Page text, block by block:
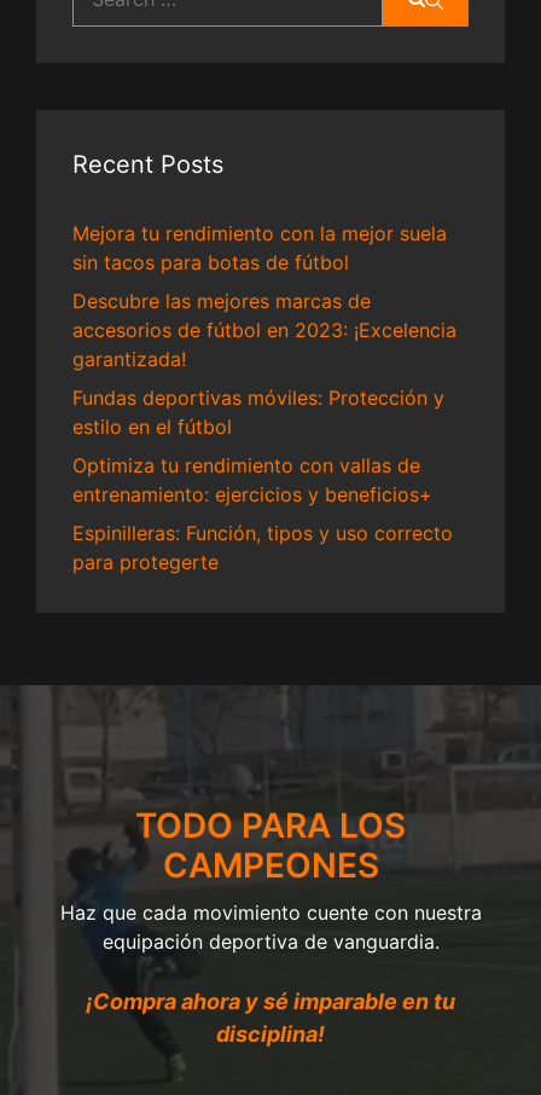
for:
Recent Posts
Mejora tu rendimiento con la mejor suela
sin tacos para botas de fútbol
Descubre las mejores marcas de
accesorios de fútbol en 2023: ¡Excelencia
garantizada!
Fundas deportivas móviles: Protección y
estilo en el fútbol
Optimiza tu rendimiento con vallas de
entrenamiento: ejercicios y beneficios+
Espinilleras: Función, tipos y uso correcto
para protegerte
TODO PARA LOS
CAMPEONES
Haz que cada movimiento cuente con nuestra
equipación deportiva de vanguardia.
¡Compra ahora y sé imparable en tu
disciplina!